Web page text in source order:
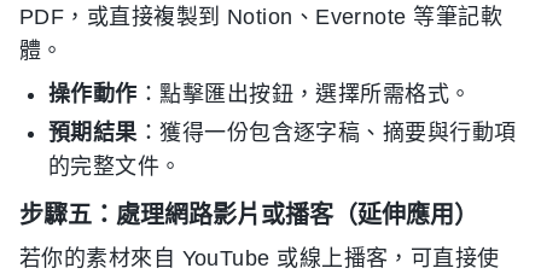
PDF，或直接複製到 Notion、Evernote 等筆記軟
體。
操作動作 ：點擊匯出按鈕，選擇所需格式。
預期結果 ：獲得一份包含逐字稿、摘要與行動項
的完整文件。
步驟五：處理網路影片或播客（延伸應用）
若你的素材來自 YouTube 或線上播客，可直接使